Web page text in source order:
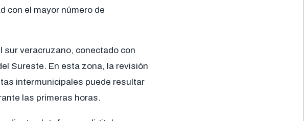
con el mayor número de
sur veracruzano, conectado con
Sureste. En esta zona, la revisión
intermunicipales puede resultar
las primeras horas.